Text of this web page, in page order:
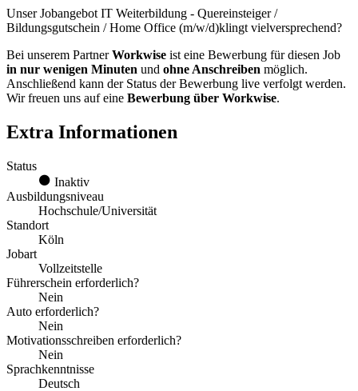
Unser Jobangebot IT Weiterbildung - Quereinsteiger /
Bildungsgutschein / Home Office (m/w/d)klingt vielversprechend?
Bei unserem PartnerWorkwise ist eine Bewerbung für diesen Job
in nur wenigen Minuten und ohne Anschreiben möglich.
Anschließend kann der Status der Bewerbung live verfolgt werden.
Wir freuen uns auf eine Bewerbung über Workwise.
Extra Informationen
Status
Inaktiv
Ausbildungsniveau
Hochschule/Universität
Standort
Köln
Jobart
Vollzeitstelle
Führerschein erforderlich?
Nein
Auto erforderlich?
Nein
Motivationsschreiben erforderlich?
Nein
Sprachkenntnisse
Deutsch